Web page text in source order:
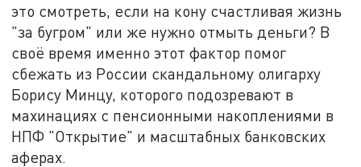
это смотреть, если на кону счастливая жизнь
"за бугром" или же нужно отмыть деньги? В
своё время именно этот фактор помог
сбежать из России скандальному олигарху
Борису Минцу, которого подозревают в
махинациях с пенсионными накоплениями в
НПФ "Открытие" и масштабных банковских
аферах.